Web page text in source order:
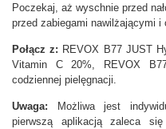
Poczekaj, aż wyschnie przed
przed zabiegami nawilżającymi i
Połącz z: REVOX B77 JUST
Vitamin C 20%, REVOX
codziennej pielęgnacji.
Uwaga:
Możliwa jest
pierwszą aplikacją zaleca